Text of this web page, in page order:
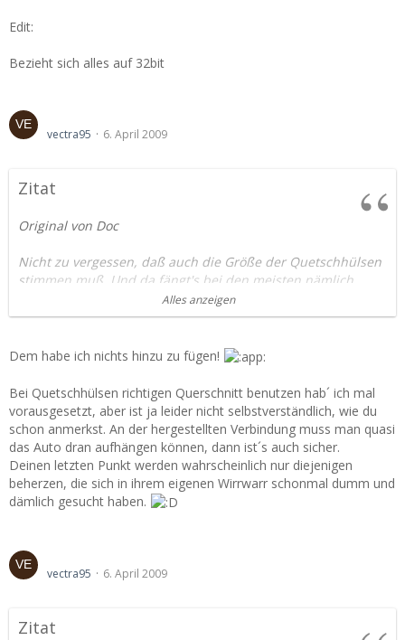
Edit:
Bezieht sich alles auf 32bit
vectra95 6. April 2009
Zitat
Original von Doc
Nicht zu vergessen, daß auch die Größe der Quetschhülsen
stimmen muß. Und da fängt's bei den meisten nämlich
schon an. Da werden 0,75er Quetschen auf 0,5 Leitung
gequetscht und dergleichen, 'weil grad nix anderes da is'...
Fairerweise muß man auch sagen, daß richtiges Löten auch
ein wenig Übung bzw. Erfahrung vorraussetzt.
Schrumpfschlach zur Isolation ist super, ggf. auch doppelt.
Kabelbäume zusammenfasen ist auch 'mne gute Sache.
Und wo wir schon dabei sind: Alles aufschreiben und nach
Möglichkeit unterschiedliche Farben benutzen bzw. alles
ORDENTLICH beschriften.
Dann klappt's auch mit der Elektrik
Alles anzeigen
Dem habe ich nichts hinzu zu fügen!
Bei Quetschhülsen richtigen Querschnitt benutzen hab´ ich mal
vorausgesetzt, aber ist ja leider nicht selbstverständlich, wie du
schon anmerkst. An der hergestellten Verbindung muss man quasi
das Auto dran aufhängen können, dann ist´s auch sicher.
Deinen letzten Punkt werden wahrscheinlich nur diejenigen
beherzen, die sich in ihrem eigenen Wirrwarr schonmal dumm und
dämlich gesucht haben.
vectra95 6. April 2009
Zitat